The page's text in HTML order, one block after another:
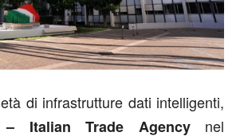
di infrastrutture dati intelligenti,
– Italian Trade Agencynel